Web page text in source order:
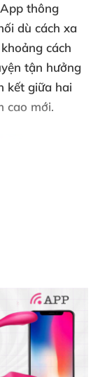
thông
dù cách xa
cách
tận hưởng
kết giữa hai
cao mới.